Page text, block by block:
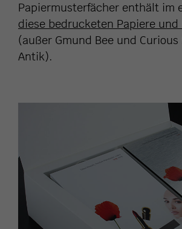
Papiermusterfächer enthält im
diese bedrucketen Papiere und
(außer Gmund Bee und
Antik).